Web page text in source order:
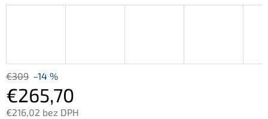
€309 –14 %
€265,70
€216,02 bez DPH